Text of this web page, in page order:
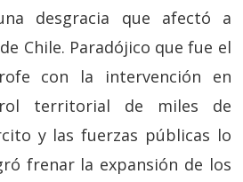
desgracia que afectó a
Chile. Paradójico que fue el
con la intervención en
territorial de miles de
y las fuerzas públicas lo
frenar la expansión de los